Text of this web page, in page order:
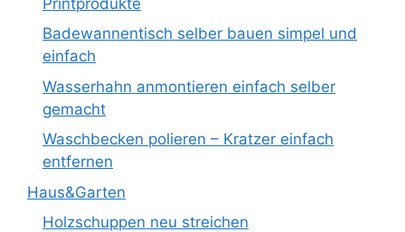
Badewannentisch selber bauen simpel und
einfach
Wasserhahn anmontieren einfach selber
gemacht
Waschbecken polieren – Kratzer einfach
entfernen
Haus&Garten
Holzschuppen neu streichen